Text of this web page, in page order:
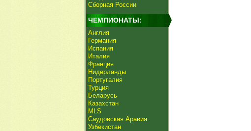
Сборная России
ЧЕМПИОНАТЫ:
Англия
Германия
Испания
Италия
Франция
Нидерланды
Португалия
Турция
Беларусь
Казахстан
MLS
Саудовская Аравия
Узбекистан